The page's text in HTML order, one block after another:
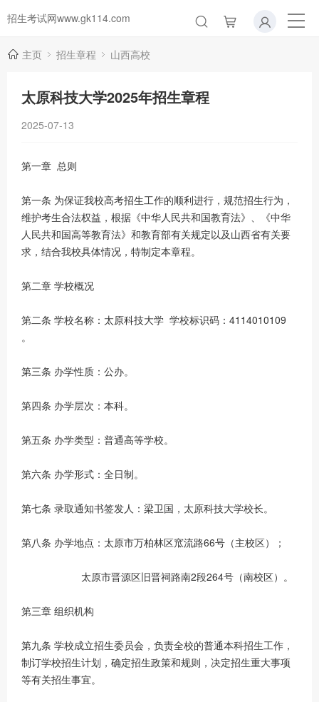
招生考试网www.gk114.com
主页 招生章程 山西高校
太原科技大学2025年招生章程
2025-07-13
第一章 总则
第一条 为保证我校高考招生工作的顺利进行，规范招生行为，
维护考生合法权益，根据《中华人民共和国教育法》、《中华
人民共和国高等教育法》和教育部有关规定以及山西省有关要
求，结合我校具体情况，特制定本章程。
第二章 学校概况
第二条 学校名称：太原科技大学 学校标识码：4114010109
。
第三条 办学性质：公办。
第四条 办学层次：本科。
第五条 办学类型：普通高等学校。
第六条 办学形式：全日制。
第七条 录取通知书签发人：梁卫国，太原科技大学校长。
第八条 办学地点：太原市万柏林区窊流路66号（主校区）；
太原市晋源区旧晋祠路南2段264号（南校区）。
第三章 组织机构
第九条 学校成立招生委员会，负责全校的普通本科招生工作，
制订学校招生计划，确定招生政策和规则，决定招生重大事项
等有关招生事宜。